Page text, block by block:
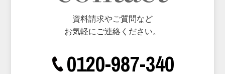
資料請求やご質問など
お気軽にご連絡ください。
0120-987-340